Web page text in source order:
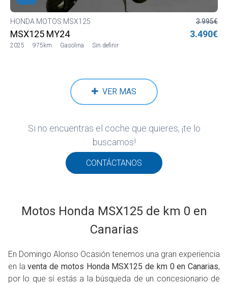
HONDA MOTOS MSX125
MSX125 MY24
2025 975km Gasolina Sin definir
3.995€
3.490€
VER MAS
Si no encuentras el coche que quieres, ¡te lo
buscamos!
CONTÁCTANOS
Motos Honda MSX125 de km 0 en
Canarias
En Domingo Alonso Ocasión tenemos una gran experiencia
en laventa de motos Honda MSX125 de km 0 en Canarias,
por lo que sí estás a la búsqueda de un concesionario de